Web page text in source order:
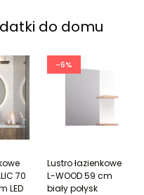
do domu
70
LED
-6%
Lustro łazienkowe
L-WOOD 59 cm
biały połysk